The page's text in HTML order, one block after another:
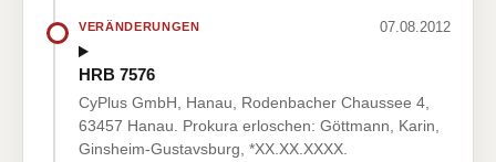
VERÄNDERUNGEN 07.08.2012
HRB 7576
CyPlus GmbH, Hanau, Rodenbacher Chaussee 4,
63457 Hanau. Prokura erloschen: Göttmann, Karin,
Ginsheim-Gustavsburg, *XX.XX.XXXX.